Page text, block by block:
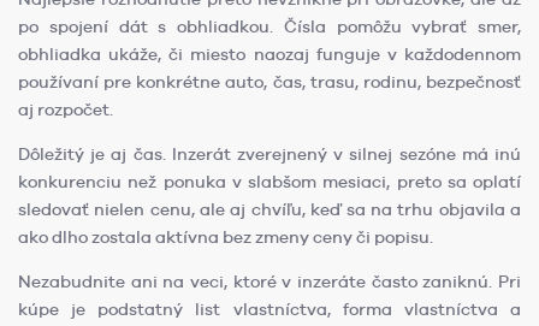
po spojení dát s obhliadkou. Čísla pomôžu vybrať smer,
obhliadka ukáže, či miesto naozaj funguje v každodennom
používaní pre konkrétne auto, čas, trasu, rodinu, bezpečnosť
aj rozpočet.
Dôležitý je aj čas. Inzerát zverejnený v silnej sezóne má inú
konkurenciu než ponuka v slabšom mesiaci, preto sa oplatí
sledovať nielen cenu, ale aj chvíľu, keď sa na trhu objavila a
ako dlho zostala aktívna bez zmeny ceny či popisu.
Nezabudnite ani na veci, ktoré v inzeráte často zaniknú. Pri
kúpe je podstatný list vlastníctva, forma vlastníctva a